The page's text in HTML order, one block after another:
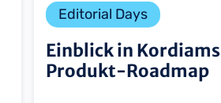
Editorial Days
Einblick in Kordiams
Produkt-Roadmap